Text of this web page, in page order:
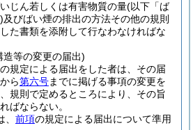
じん若しくは有害物質の量(以下「ば
及びばい煙の排出の方法その他の規則
た書類を添附して行なわなければな
等の変更の届出)
の規定による届出をした者は、その届
から第六号までに掲げる事項の変更を
規則で定めるところにより、その旨
ばならない。
前項の規定による届出について準用